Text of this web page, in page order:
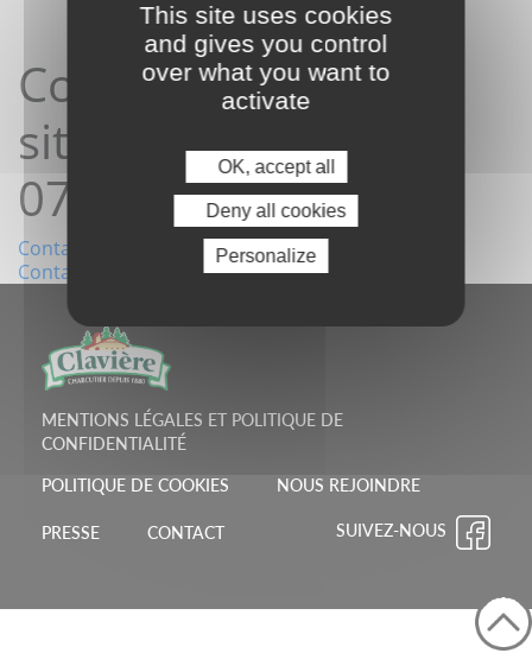
Contact depuis le
site12/01/2026
07:26:21
Navigation
l’article
Contact depuis le site02/01/2026 13:55:43
Contact depuis le site17/01/2026 07:49:31
MENTIONS LÉGALES ET POLITIQUE DE
CONFIDENTIALITÉ
POLITIQUE DE COOKIES NOUS REJOINDRE
PRESSE CONTACT SUIVEZ-NOUS
This site uses cookies
and gives you control
over what you want to
activate
OK, accept all
Deny all cookies
Personalize